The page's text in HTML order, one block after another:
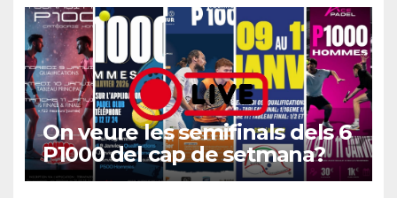
On veure les semifinals dels 6
P1000 del cap de setmana?